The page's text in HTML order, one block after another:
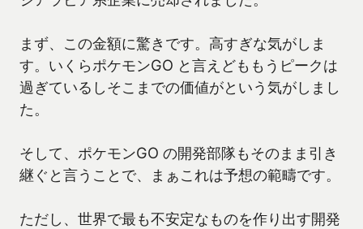
まず、この金額に驚きです。高すぎな気がしま
す。いくらポケモンGO と言えどももうピークは
過ぎているしそこまでの価値がという気がしまし
た。
そして、ポケモンGO の開発部隊もそのまま引き
継ぐと言うことで、まぁこれは予想の範疇です。
ただし、世界で最も不安定なものを作り出す開発